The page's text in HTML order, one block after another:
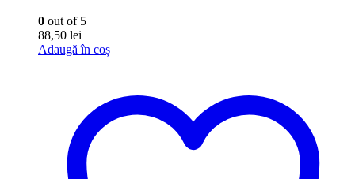
0 out of 5
88,50 lei
Adaugă în coș